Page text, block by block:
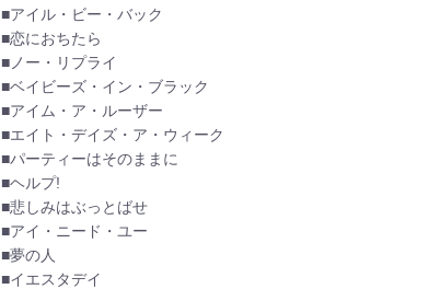
■アイル・ビー・バック
■恋におちたら
■ノー・リプライ
■ベイビーズ・イン・ブラック
■アイム・ア・ルーザー
■エイト・デイズ・ア・ウィーク
■パーティーはそのままに
■ヘルプ!
■悲しみはぶっとばせ
■アイ・ニード・ユー
■夢の人
■イエスタデイ